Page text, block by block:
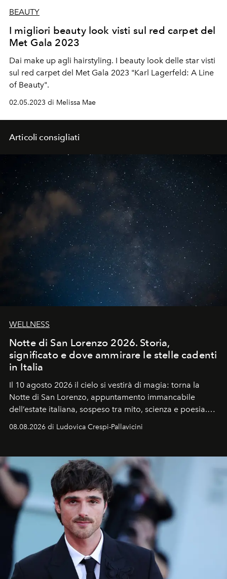
BEAUTY
I migliori beauty look visti sul red carpet del
Met Gala 2023
Dai make up agli hairstyling. I beauty look delle star visti
sul red carpet del Met Gala 2023 "Karl Lagerfeld: A Line
of Beauty".
02.05.2023 di Melissa Mae
Articoli consigliati
WELLNESS
Notte di San Lorenzo 2026. Storia,
significato e dove ammirare le stelle cadenti
in Italia
Il 10 agosto 2026 il cielo si vestirà di magia: torna la
Notte di San Lorenzo, appuntamento immancabile
dell’estate italiana, sospeso tra mito, scienza e poesia.
Sarà il momento in cui gli occhi si alzano verso la volta
celeste per seguire il passaggio delle
all’universo i desideri più segreti
08.08.2026 di Ludovica Crespi-Pallavicini